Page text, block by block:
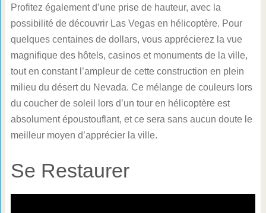
Profitez également d’une prise de hauteur, avec la
possibilité de découvrir Las Vegas en hélicoptère. Pour
quelques centaines de dollars, vous apprécierez la vue
magnifique des hôtels, casinos et monuments de la ville,
tout en constant l’ampleur de cette construction en plein
milieu du désert du Nevada. Ce mélange de couleurs lors
du coucher de soleil lors d’un tour en hélicoptère est
absolument époustouflant, et ce sera sans aucun doute le
meilleur moyen d’apprécier la ville.
Se Restaurer